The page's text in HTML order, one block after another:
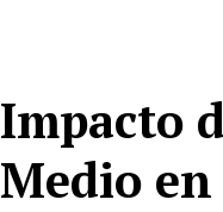
Impacto
Medio